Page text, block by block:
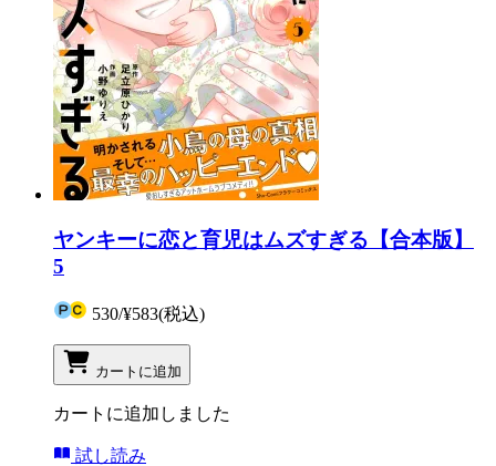
ヤンキーに恋と育児はムズすぎる【合本版】
5
530/¥583(税込)
カートに追加
カートに追加しました
試し読み